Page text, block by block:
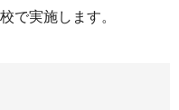
で実施します。